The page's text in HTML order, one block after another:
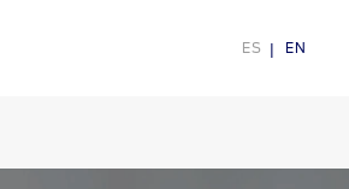
ES EN